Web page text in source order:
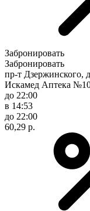
Забронировать
Забронировать
пр-т Дзержинского,
Искамед Аптека
до 22:00
в 14:53
до 22:00
60,29 р.